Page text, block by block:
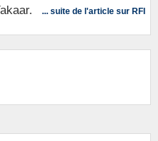
... suite de l'article sur RFI